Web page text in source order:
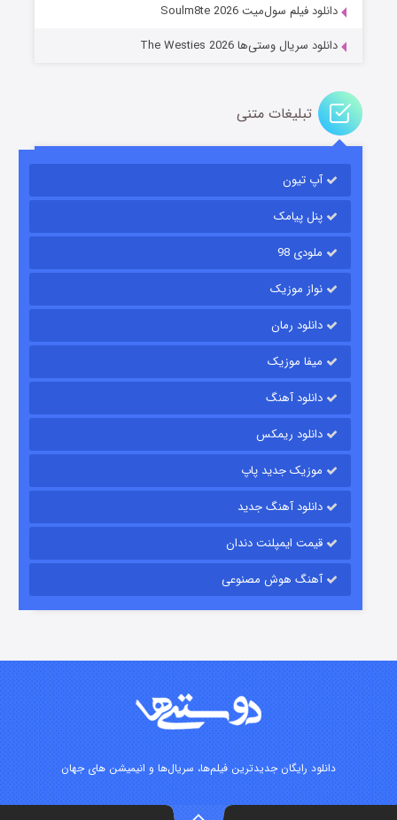
مردگان متحرک: شهر مرده ۳
قسمت
شوگر فصل ۲
دانلود فیلم سول‌میت Soulm8te 2026
دانلود سریال وستی‌ها The Westies 2026
تبلیغات متنی
آپ تیون
پنل پیامک
ملودی 98
نواز موزیک
دانلود رمان
میفا موزیک
دانلود آهنگ
دانلود ریمکس
موزیک جدید پاپ
دانلود آهنگ جدید
قیمت ایمپلنت دندان
آهنگ هوش مصنوعی
دانلود رایگان جدیدترین فیلم‌ها، سریال‌ها و انیمیشن های جهان